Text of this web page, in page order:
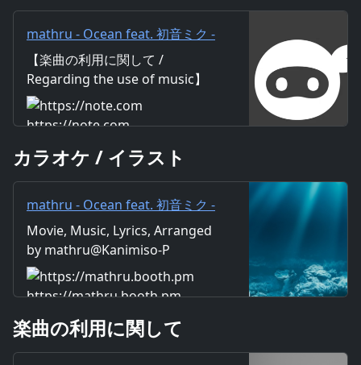
mathru - Ocean feat. 初音ミク -
Ocean feat. Miku Hatsune｜
mathru
【楽曲の利用に関して /
Regarding the use of music】
https://mathru.net/terms/musi
c 【歌詞 / Lyrics】 Lyrics：
Arrange：mathru Sing：Miku
す光 私を包む負の感情溶かして
キミとの出会い 予感を感じてい
たい すべての始まりを生んだ
この海のように 絶え間なく打ち
寄せてる 白い波にのまれぬよう
に 何度も立ち上がっては いつか
ることあるけど いつも私に安ら
ぎを与えてくれる 蒼
https://note.com
カラオケ / イラスト
mathru - Ocean feat. 初音ミク -
Ocean feat. Miku Hatsune -
mathruねっと - BOOTH
Movie, Music, Lyrics, Arranged
by mathru@Kanimiso-P
https://mathru.booth.pm
楽曲の利用に関して